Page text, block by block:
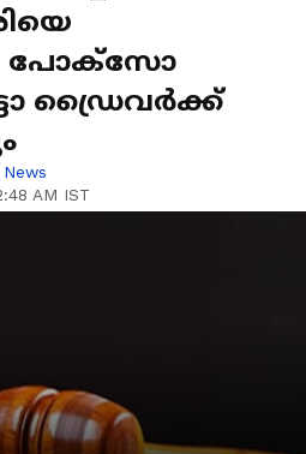
പോക്സോ
ഡ്രൈവർക്ക്
AM IST